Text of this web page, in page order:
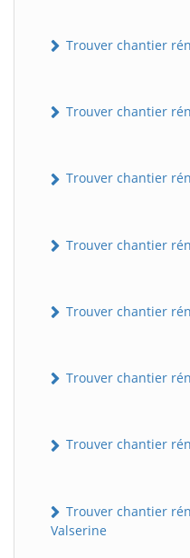
Trouver chantier
Trouver chantier
Trouver chantier
Trouver chantier
Trouver chantier
Trouver chantier
Trouver chantier
Trouver chantier
Valserine